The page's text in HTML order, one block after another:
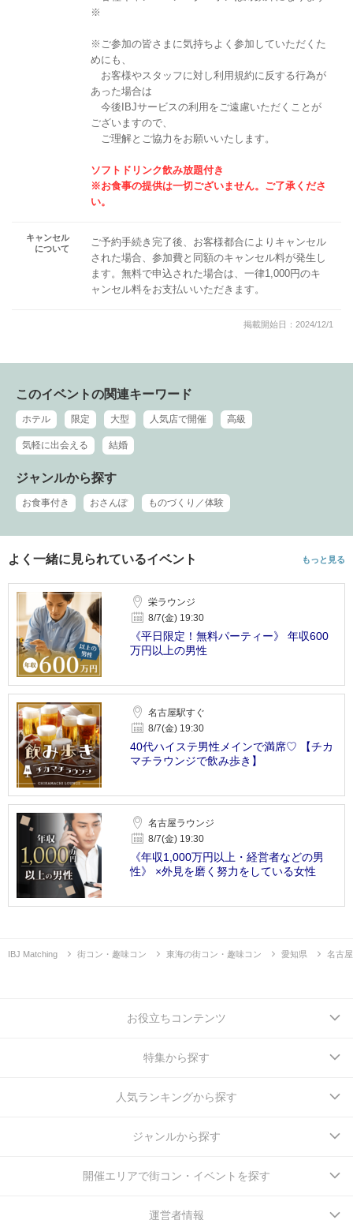
※
※ご参加の皆さまに気持ちよく参加していただくた
めにも、
お客様やスタッフに対し利用規約に反する行為が
あった場合は
今後IBJサービスの利用をご遠慮いただくことが
ございますので、
ご理解とご協力をお願いいたします。
ソフトドリンク飲み放題付き
※お食事の提供は一切ございません。ご了承くださ
い。
キャンセル
について
ご予約手続き完了後、お客様都合によりキャンセル
された場合、参加費と同額のキャンセル料が発生し
ます。無料で申込された場合は、一律1,000円のキ
ャンセル料をお支払いいただきます。
掲載開始日：2024/12/1
このイベントの関連キーワード
ホテル 限定 大型 人気店で開催 高級
気軽に出会える 結婚
ジャンルから探す
お食事付き おさんぽ ものづくり／体験
よく一緒に見られているイベント もっと見る
栄ラウンジ
8/7(金) 19:30
《平日限定！無料パーティー》 年収600
万円以上の男性
名古屋駅すぐ
8/7(金) 19:30
40代ハイステ男性メインで満席♡ 【チカ
マチラウンジで飲み歩き】
名古屋ラウンジ
8/7(金) 19:30
《年収1,000万円以上・経営者などの男
性》 ×外見を磨く努力をしている女性
IBJ Matching 街コン・趣味コン 東海の街コン・趣味コン 愛知県 名古屋
お役立ちコンテンツ
特集から探す
人気ランキングから探す
ジャンルから探す
開催エリアで街コン・イベントを探す
運営者情報